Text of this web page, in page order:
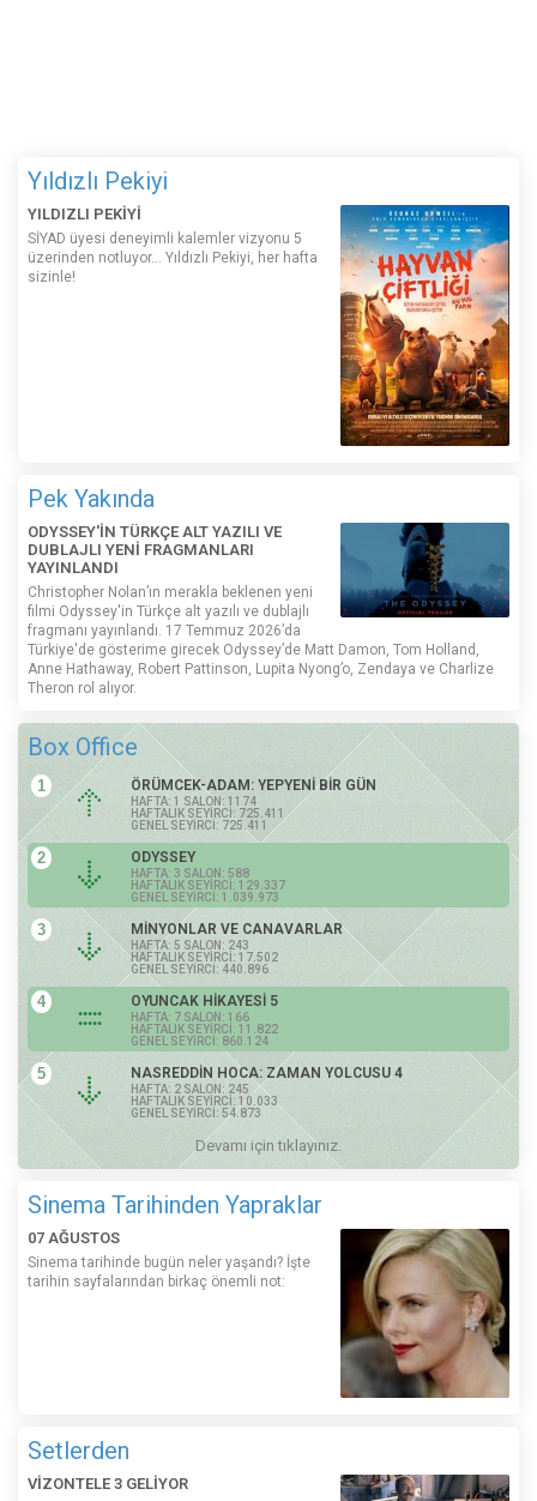
Yıldızlı Pekiyi
YILDIZLI PEKİYİ
SİYAD üyesi deneyimli kalemler vizyonu 5
üzerinden notluyor... Yıldızlı Pekiyi, her hafta
sizinle!
Pek Yakında
ODYSSEY'İN TÜRKÇE ALT YAZILI VE
DUBLAJLI YENİ FRAGMANLARI
YAYINLANDI
Christopher Nolan’ın merakla beklenen yeni
filmi Odyssey'in Türkçe alt yazılı ve dublajlı
fragmanı yayınlandı. 17 Temmuz 2026’da
Türkiye'de gösterime girecek Odyssey’de Matt Damon, Tom Holland,
Anne Hathaway, Robert Pattinson, Lupita Nyong’o, Zendaya ve Charlize
Theron rol alıyor.
Box Office
1 ÖRÜMCEK-ADAM: YEPYENİ BİR GÜN
HAFTA: 1 SALON: 1174
HAFTALIK SEYİRCİ: 725.411
GENEL SEYİRCİ: 725.411
2 ODYSSEY
HAFTA: 3 SALON: 588
HAFTALIK SEYİRCİ: 129.337
GENEL SEYİRCİ: 1.039.973
3 MİNYONLAR VE CANAVARLAR
HAFTA: 5 SALON: 243
HAFTALIK SEYİRCİ: 17.502
GENEL SEYİRCİ: 440.896
4 OYUNCAK HİKAYESİ 5
HAFTA: 7 SALON: 166
HAFTALIK SEYİRCİ: 11.822
GENEL SEYİRCİ: 860.124
5 NASREDDİN HOCA: ZAMAN YOLCUSU 4
HAFTA: 2 SALON: 245
HAFTALIK SEYİRCİ: 10.033
GENEL SEYİRCİ: 54.873
Devamı için tıklayınız.
Sinema Tarihinden Yapraklar
07 AĞUSTOS
Sinema tarihinde bugün neler yaşandı? İşte
tarihin sayfalarından birkaç önemli not:
Setlerden
VİZONTELE 3 GELİYOR